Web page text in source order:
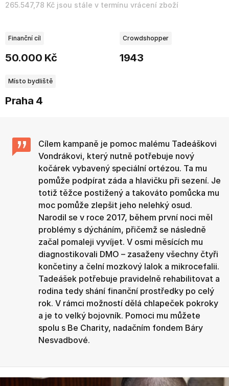
265.547,78 Kč jsou stále v termínu vrácení zboží
Finanční cíl
50.000 Kč
Crowdshopper
1943
Místo bydliště
Praha 4
Cílem kampaně je pomoc malému Tadeáškovi
Vondrákovi, který nutně potřebuje nový
kočárek vybavený speciální ortézou. Ta mu
pomůže podpírat záda a hlavičku při sezení. Je
totiž těžce postižený a takováto pomůcka mu
moc pomůže zlepšit jeho nelehký osud.
Narodil se v roce 2017, během první noci měl
problémy s dýcháním, přičemž se následně
začal pomaleji vyvíjet. V osmi měsících mu
diagnostikovali DMO – zasaženy všechny čtyři
končetiny a čelní mozkový lalok a mikrocefalii.
Tadeášek potřebuje pravidelně rehabilitovat a
rodina tedy shání finanční prostředky po celý
rok. V rámci možností dělá chlapeček pokroky
a je to velký bojovník. Pomoci mu můžete
spolu s Be Charity, nadačním fondem Báry
Nesvadbové.